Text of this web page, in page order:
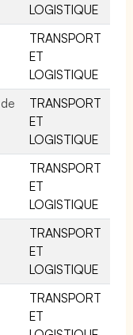
LOGISTIQUE
TRANSPORT
ET
LOGISTIQUE
TRANSPORT
ET
LOGISTIQUE
TRANSPORT
ET
LOGISTIQUE
TRANSPORT
ET
LOGISTIQUE
TRANSPORT
ET